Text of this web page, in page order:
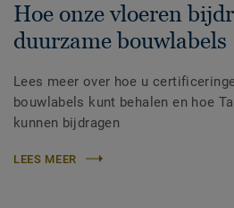
Hoe onze vloeren
duurzame bouwlabels
Lees meer over hoe u
bouwlabels kunt behalen en hoe
kunnen bijdragen
LEES MEER